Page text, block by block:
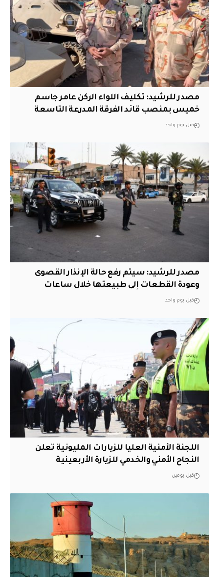
مصدر للرشيد: تكليف اللواء الركن عامر جاسم
خميس بمنصب قائد الفرقة المدرعة التاسعة
قبل يوم واحد
مصدر للرشيد: سيتم رفع حالة الإنذار القصوى
وعودة القطعات إلى طبيعتها خلال ساعات
قبل يوم واحد
اللجنة الأمنية العليا للزيارات المليونية تعلن
النجاح الأمني والخدمي للزيارة الأربعينية
قبل يومين